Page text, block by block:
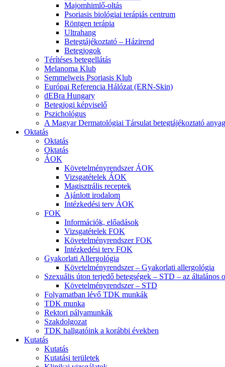
Majomhimlő-oltás
Psoriasis biológiai terápiás centrum
Röntgen terápia
Ultrahang
Betegtájékoztató – Házirend
Betegjogok
Térítéses betegellátás
Melanoma Klub
Semmelweis Psoriasis Klub
Európai Referencia Hálózat (ERN-Skin)
dEBra Hungary
Betegjogi képviselő
Pszichológus
A Magyar Dermatológiai Társulat betegtájékoztató
Oktatás
Oktatás
Oktatás
ÁOK
Követelményrendszer ÁOK
Vizsgatételek ÁOK
Magisztrális receptek
Ajánlott irodalom
Intézkedési terv ÁOK
FOK
Információk, előadások
Vizsgatételek FOK
Követelményrendszer FOK
Intézkedési terv FOK
Gyakorlati Allergológia
Követelményrendszer – Gyakorlati allergológia
Szexuális úton terjedő betegségek – STD – az általános
Követelményrendszer – STD
Folyamatban lévő TDK munkák
TDK munka
Rektori pályamunkák
Szakdolgozat
TDK hallgatóink a korábbi években
Kutatás
Kutatás
Kutatási területek